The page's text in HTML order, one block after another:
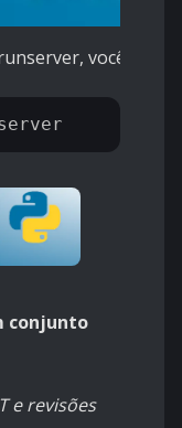
você
conjunto
e revisões